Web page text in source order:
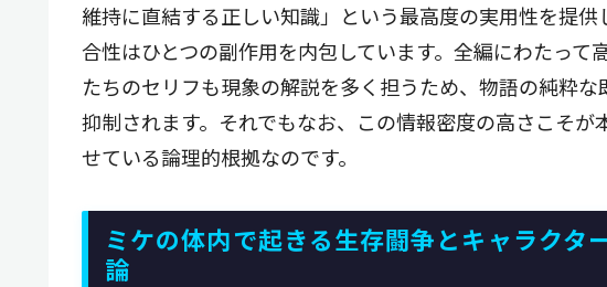
維持に直結する正しい知識」という最高度の実用性を提
合性はひとつの副作用を内包しています。全編にわたっ
たちのセリフも現象の解説を多く担うため、物語の純粋
抑制されます。それでもなお、この情報密度の高さこそ
せている論理的根拠なのです。
ミケの体内で起きる生存闘争とキャラクタ
論